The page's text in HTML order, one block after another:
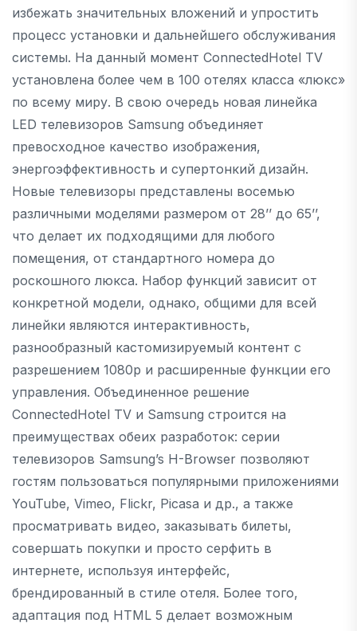
избежать значительных вложений и упростить
процесс установки и дальнейшего обслуживания
системы. На данный момент ConnectedHotel TV
установлена более чем в 100 отелях класса «люкс»
по всему миру. В свою очередь новая линейка
LED телевизоров Samsung объединяет
превосходное качество изображения,
энергоэффективность и супертонкий дизайн.
Новые телевизоры представлены восемью
различными моделями размером от 28’’ до 65’’,
что делает их подходящими для любого
помещения, от стандартного номера до
роскошного люкса. Набор функций зависит от
конкретной модели, однако, общими для всей
линейки являются интерактивность,
разнообразный кастомизируемый контент с
разрешением 1080р и расширенные функции его
управления. Объединенное решение
ConnectedHotel TV и Samsung строится на
преимуществах обеих разработок: серии
телевизоров Samsung’s H-Browser позволяют
гостям пользоваться популярными приложениями
YouTube, Vimeo, Flickr, Picasa и др., а также
просматривать видео, заказывать билеты,
совершать покупки и просто серфить в
интернете, используя интерфейс,
брендированный в стиле отеля. Более того,
адаптация под HTML 5 делает возможным